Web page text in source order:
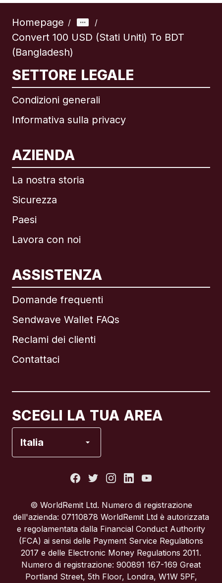
Homepage / /
Convert 100 USD (Stati Uniti) To BDT
(Bangladesh)
SETTORE LEGALE
Condizioni generali
Informativa sulla privacy
AZIENDA
La nostra storia
Sicurezza
Paesi
Lavora con noi
ASSISTENZA
Domande frequenti
Sendwave Wallet FAQs
Reclami dei clienti
Contattaci
SCEGLI LA TUA AREA
Italia
Internazionale English
Brasile
Regno Unito
Spagna
© WorldRemit Ltd. Numero di registrazione
dell'azienda: 07110878 WorldRemit Ltd è autorizzata
e regolamentata dalla Financial Conduct Authority
(FCA) ai sensi delle Payment Service Regulations
2017 e delle Electronic Money Regulations 2011.
Numero di registrazione: 900891 167-169 Great
Portland Street, 5th Floor, Londra, W1W 5PF,